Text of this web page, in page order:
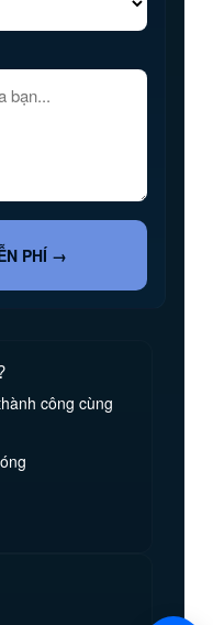
PHÍ →
công cùng